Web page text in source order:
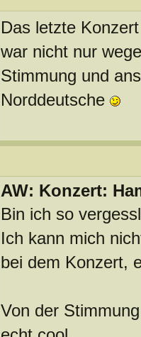
Das letzte
war nicht nur
Stimmung und
Norddeutsche
AW: Konzert:
Bin ich so
Ich kann mich
bei dem Konzert,
Von der